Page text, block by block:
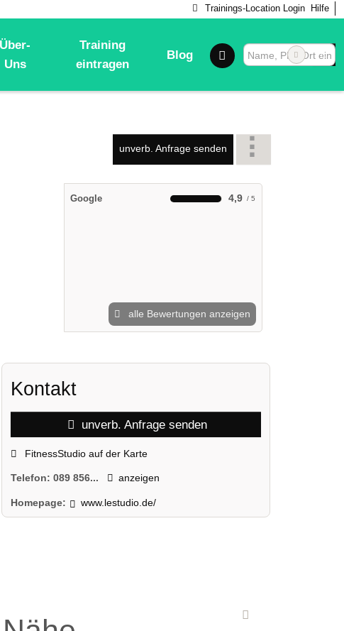
Trainings-Location Login Hilfe
Über-
Uns
Training
eintragen
Blog
unverb. Anfrage senden
Google 4,9
alle Bewertungen anzeigen
Kontakt
unverb. Anfrage senden
FitnessStudio auf der Karte
Telefon:089 856... anzeigen
Homepage: www.lestudio.de/